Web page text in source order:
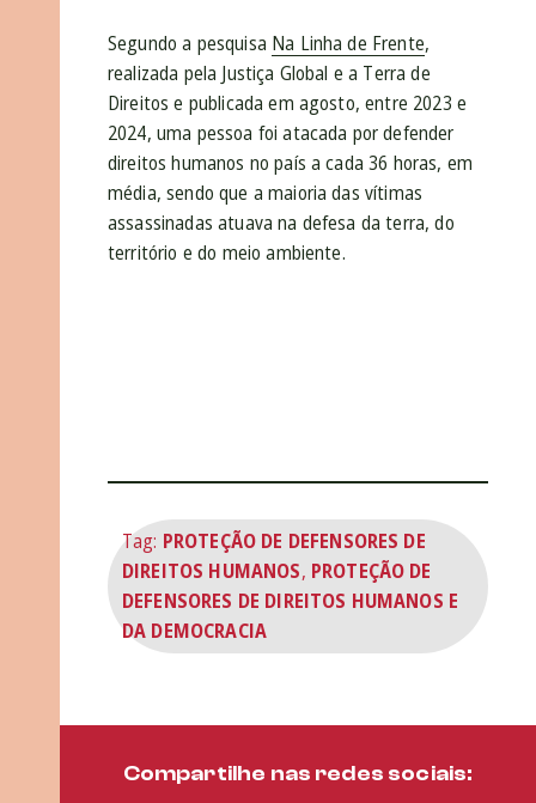
Segundo a pesquisa Na Linha de Frente,
realizada pela Justiça Global e a Terra de
Direitos e publicada em agosto, entre 2023 e
2024, uma pessoa foi atacada por defender
direitos humanos no país a cada 36 horas, em
média, sendo que a maioria das vítimas
assassinadas atuava na defesa da terra, do
território e do meio ambiente.
Tag: PROTEÇÃO DE DEFENSORES DE
DIREITOS HUMANOS, PROTEÇÃO DE
DEFENSORES DE DIREITOS HUMANOS E
DA DEMOCRACIA
Compartilhe nas redes sociais: